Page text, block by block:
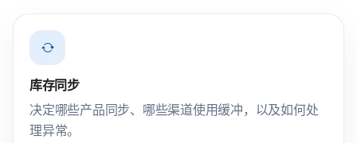
库存同步
决定哪些产品同步、哪些渠道使用缓冲，以及如何处
理异常。